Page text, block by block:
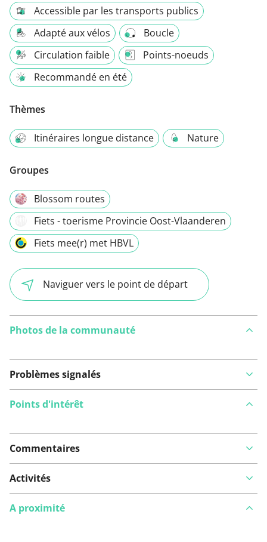
Accessible par les transports publics
Adapté aux vélos
Boucle
Circulation faible
Points-noeuds
Recommandé en été
Thèmes
Itinéraires longue distance Nature
Groupes
Blossom routes
Fiets - toerisme Provincie Oost-Vlaanderen
Fiets mee(r) met HBVL
Naviguer vers le point de départ
Photos de la communauté
Problèmes signalés
Voir sur la carte
Vous avez remarqué quelque chose sur cet itinéraire ?
Points d'intérêt
Commentaires
Activités
A proximité